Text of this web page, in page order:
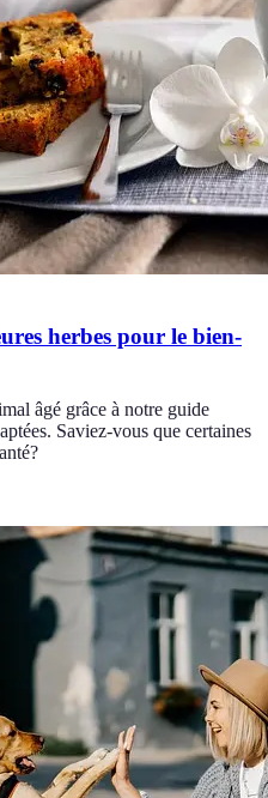
herbes pour le bien-
âgé grâce à notre guide
Saviez-vous que certaines